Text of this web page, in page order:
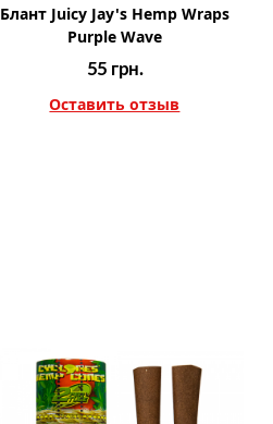
Блант Juicy Jay's Hemp Wraps
Purple Wave
55 грн.
Оставить отзыв